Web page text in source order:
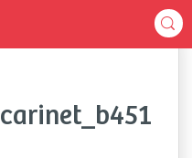
carinet_b451